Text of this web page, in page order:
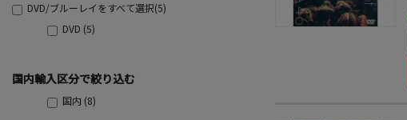
DVD/ブルーレイをすべて選択(5)
DVD (5)
国内輸入区分で絞り込む
国内 (8)